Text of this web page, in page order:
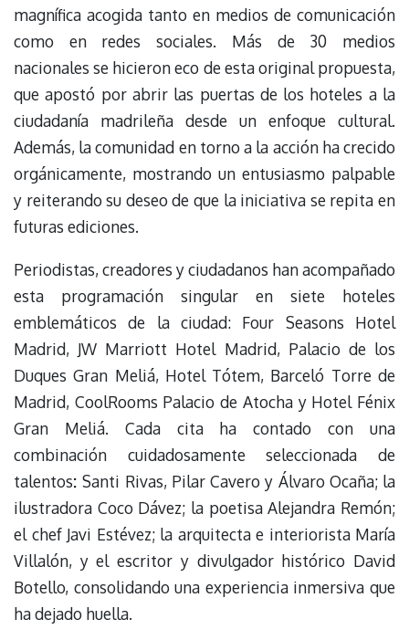
magnífica acogida tanto en medios de comunicación
como en redes sociales. Más de 30 medios
nacionales se hicieron eco de esta original propuesta,
que apostó por abrir las puertas de los hoteles a la
ciudadanía madrileña desde un enfoque cultural.
Además, la comunidad en torno a la acción ha crecido
orgánicamente, mostrando un entusiasmo palpable
y reiterando su deseo de que la iniciativa se repita en
futuras ediciones.
Periodistas, creadores y ciudadanos han acompañado
esta programación singular en siete hoteles
emblemáticos de la ciudad: Four Seasons Hotel
Madrid, JW Marriott Hotel Madrid, Palacio de los
Duques Gran Meliá, Hotel Tótem, Barceló Torre de
Madrid, CoolRooms Palacio de Atocha y Hotel Fénix
Gran Meliá. Cada cita ha contado con una
combinación cuidadosamente seleccionada de
talentos:Santi Rivas, Pilar Cavero y Álvaro Ocaña; la
ilustradora Coco Dávez; la poetisa Alejandra Remón;
el chef Javi Estévez; la arquitecta e interiorista María
Villalón, y el escritor y divulgador histórico David
Botello, consolidando una experiencia inmersiva que
ha dejado huella.